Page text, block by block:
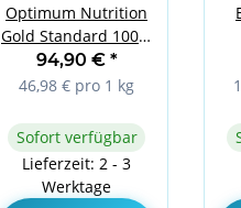
Optimum Nutrition
Gold Standard 100%
Whey Cookies and
Cream
94,90 € *
46,98 € pro 1 kg
Sofort verfügbar
Lieferzeit: 2 - 3
Werktage